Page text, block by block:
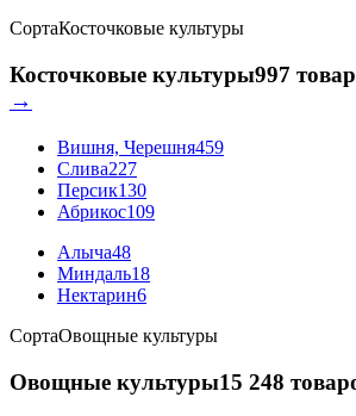
СортаКосточковые культуры
Косточковые культуры997
→
Вишня, Черешня459
Слива227
Персик130
Абрикос109
Алыча48
Миндаль18
Нектарин6
СортаОвощные культуры
Овощные культуры15 248